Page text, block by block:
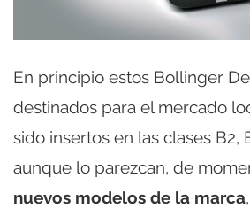
En principio estos Bollinger
destinados para el mercado
sido insertos en las clases B2,
aunque lo parezcan, de
nuevos modelos de la marca